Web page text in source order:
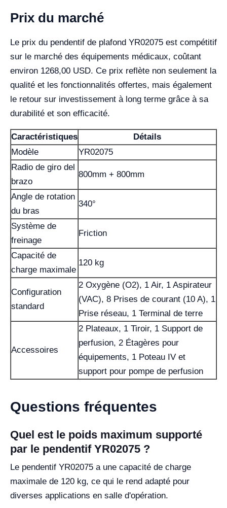
Prix du marché
Le prix du pendentif de plafond YR02075 est compétitif
sur le marché des équipements médicaux, coûtant
environ 1268,00 USD. Ce prix reflète non seulement la
qualité et les fonctionnalités offertes, mais également
le retour sur investissement à long terme grâce à sa
durabilité et son efficacité.
Caractéristiques
Détails
Modèle
YR02075
Radio de giro del
brazo
800mm + 800mm
Angle de rotation
du bras
340°
Système de
freinage
Friction
Capacité de
charge maximale
120 kg
Configuration
standard
2 Oxygène (O2), 1 Air, 1 Aspirateur
(VAC), 8 Prises de courant (10 A), 1
Prise réseau, 1 Terminal de terre
Accessoires
2 Plateaux, 1 Tiroir, 1 Support de
perfusion, 2 Étagères pour
équipements, 1 Poteau IV et
support pour pompe de perfusion
Questions fréquentes
Quel est le poids maximum supporté
par le pendentif YR02075 ?
Le pendentif YR02075 a une capacité de charge
maximale de 120 kg, ce qui le rend adapté pour
diverses applications en salle d'opération.